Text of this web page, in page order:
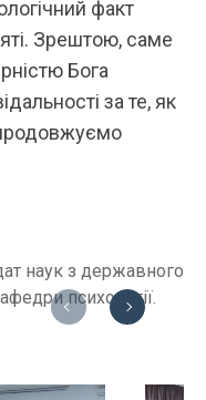
факт
Зрештою, саме
Бога
за те, як
наук з державного
психології.
Previous Next